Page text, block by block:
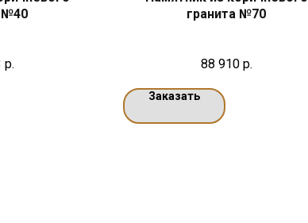
№40
р.
гранита №70
88 910 р.
Заказать